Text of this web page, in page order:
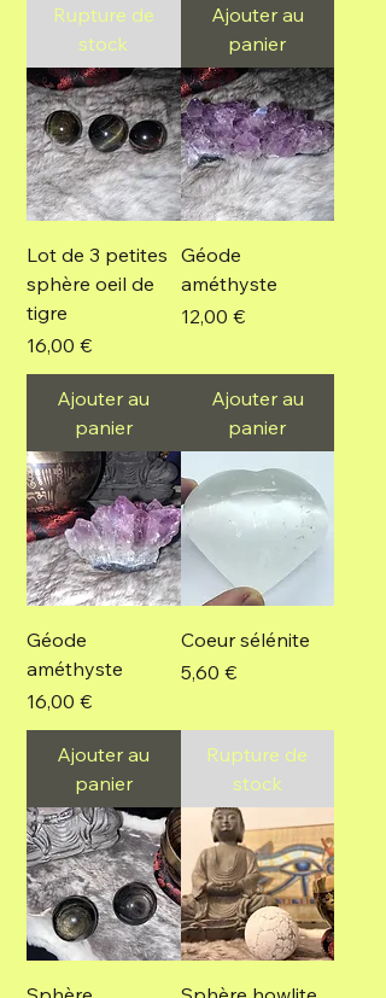
Rupture de
stock
Ajouter au
panier
Lot de 3 petites
sphère oeil de
tigre
Prix
16,00 €
Ajouter au
panier
Géode
améthyste
Prix
12,00 €
Ajouter au
panier
Géode
améthyste
Prix
16,00 €
Ajouter au
panier
Coeur sélénite
Prix
5,60 €
Rupture de
stock